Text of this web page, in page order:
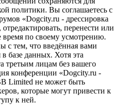
политики. Вы соглашаетесь с
«Dogcity.ru - дрессировка
перенести или
по своему усмотрению.
с тем, что введённая вами
базе данных. Хотя эта
третьим лицам без вашего
конференции «Dogcity.ru -
Limited не может быть
которые могут привести к
к ней.